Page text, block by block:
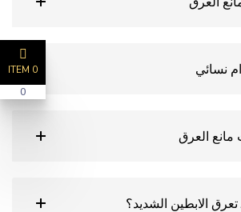
نسائي
مانع العرق
الابطين الشديد؟
0 ITEM
0